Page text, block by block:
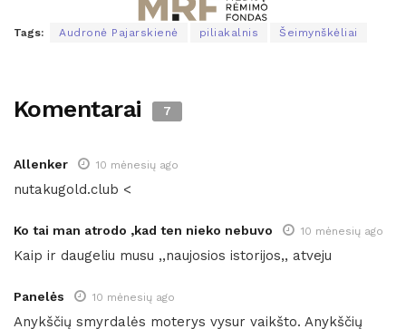
Tags: Audronė Pajarskienė piliakalnis Šeimynškėliai
Komentarai 7
Allenker 10 mėnesių ago
nutakugold.club <
Ko tai man atrodo ,kad ten nieko nebuvo 10 mėnesių ago
Kaip ir daugeliu musu ,,naujosios istorijos,, atveju
Panelės 10 mėnesių ago
Anykščių smyrdalės moterys vysur vaikšto. Anykščių